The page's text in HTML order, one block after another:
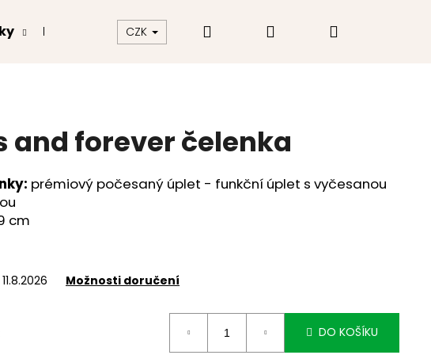
Kontakt Hodnocení obchodu
CZK Hledat PřihlášeníNákupní
and forever čelenka
prémiový počesaný úplet - funkční úplet s vyčesanou
cm
11.8.2026 Možnosti doručení
DO KOŠÍKU